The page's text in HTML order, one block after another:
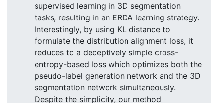
supervised learning in 3D segmentation
tasks, resulting in an ERDA learning strategy.
Interestingly, by using KL distance to
formulate the distribution alignment loss, it
reduces to a deceptively simple cross-
entropy-based loss which optimizes both the
pseudo-label generation network and the 3D
segmentation network simultaneously.
Despite the simplicity, our method